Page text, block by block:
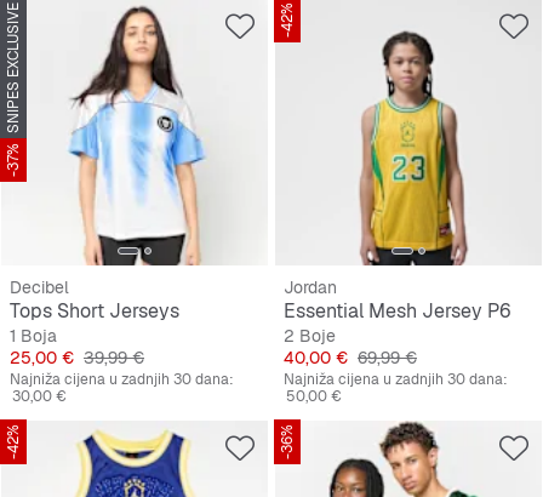
SNIPES EXCLUSIVE
-37%
Decibel
Tops Short Jerseys
1 Boja
Cijena
25,00 € Originalna cijena
39,99 €
Najniža cijena u zadnjih 30 dana:
30,00 €
-42%
Jordan
Essential Mesh Jersey P6
2 Boje
Cijena
40,00 € Originalna cijena
69,99 €
Najniža cijena u zadnjih 30 dana:
50,00 €
-42% -36%